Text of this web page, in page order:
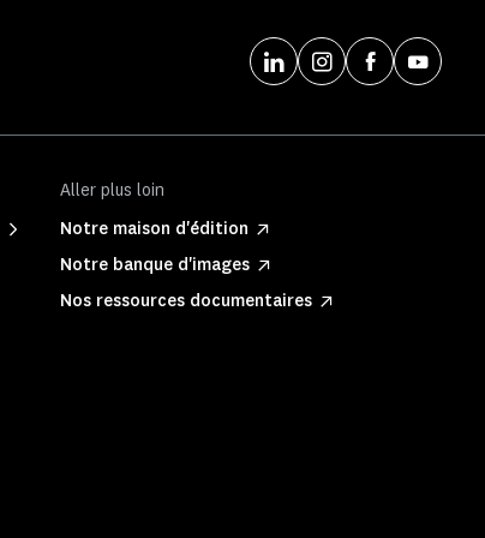
Aller plus loin
Notre maison d'édition
Notre banque d'images
Nos ressources documentaires